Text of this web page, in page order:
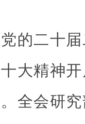
二十届
大精神
全会研